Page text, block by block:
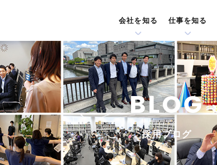
会社を知る 仕事を知る
BLOG
採用ブログ